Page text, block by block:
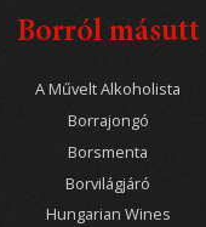
Borról másutt
A Művelt Alkoholista
Borrajongó
Borsmenta
Borvilágjáró
Hungarian Wines